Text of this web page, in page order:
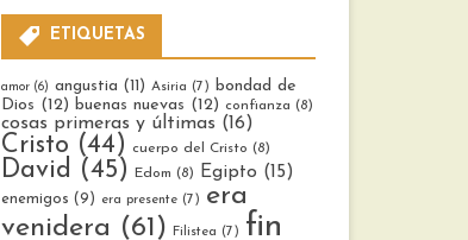
ETIQUETAS
amor(6) angustia (11) Asiria (7) bondad de
Dios (12) buenas nuevas (12) confianza (8)
cosas primeras y últimas (16)
Cristo (44) cuerpo del Cristo (8)
David (45) Edom (8) Egipto (15)
enemigos (9) era presente(7) era
venidera (61) Filistea (7) fin